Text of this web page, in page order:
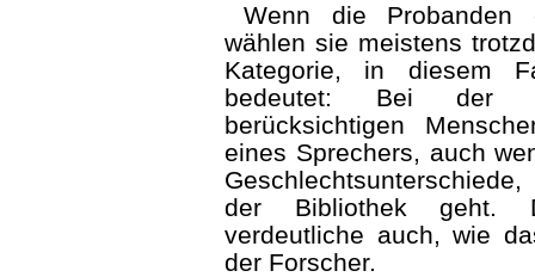
Wenn die Probanden
wählen sie meistens
Kategorie, in diesem
bedeutet: Bei der
berücksichtigen
eines Sprechers, auch
der Bibliothek geht.
verdeutliche auch, wie
der Forscher.